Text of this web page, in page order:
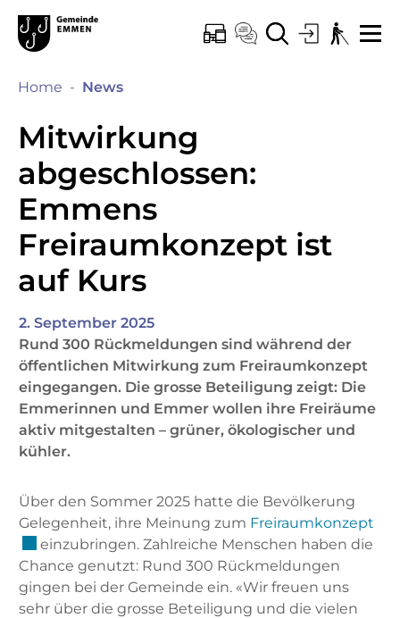
zur Startseite
Direkt zur Hauptnavigation
Direkt zum Inhalt
Direkt zur Suche
Direkt zum Stichwortverzeichnis
KopfzeileEmmen
Hauptnavigation
ONLINE-SCHALTER
KONTAKT
SUCHELOGIN
Hauptinhalt
Home News(ausgewählt)
Mitwirkung
abgeschlossen:
Emmens
Freiraumkonzept ist
auf Kurs
2. September 2025
Rund 300 Rückmeldungen sind während der
öffentlichen Mitwirkung zum Freiraumkonzept
eingegangen. Die grosse Beteiligung zeigt: Die
Emmerinnen und Emmer wollen ihre Freiräume
aktiv mitgestalten – grüner, ökologischer und
kühler.
Über den Sommer 2025 hatte die Bevölkerung
Gelegenheit, ihre Meinung zum Freiraumkonzept
einzubringen. Zahlreiche Menschen haben die
Chance genutzt: Rund 300 Rückmeldungen
gingen bei der Gemeinde ein. «Wir freuen uns
sehr über die grosse Beteiligung und die vielen